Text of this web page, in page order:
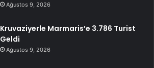
Ağustos 9, 2026
Kruvaziyerle Marmaris’e 3.786 Turist
Geldi
Ağustos 9, 2026